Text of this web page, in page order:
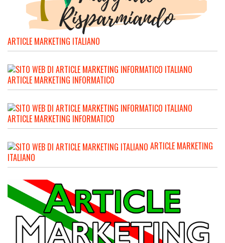
ARTICLE MARKETING ITALIANO
ARTICLE MARKETING INFORMATICO
ARTICLE MARKETING INFORMATICO
ARTICLE MARKETING
ITALIANO